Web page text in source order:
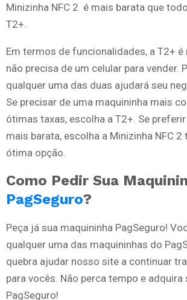
Minizinha NFC 2 é mais barata que
T2+.
Em termos de funcionalidades, a T2+
não precisa de um celular para vender.
qualquer uma das duas ajudará seu
Se precisar de uma maquininha mais
ótimas taxas, escolha a T2+. Se
mais barata, escolha a Minizinha NFC
ótima opção.
Como Pedir Sua
PagSeguro?
Peça já sua maquininha PagSeguro!
qualquer uma das maquininhas do
quebra ajudar nosso site a continuar
para vocês. Não perca tempo e adquira
PagSeguro!